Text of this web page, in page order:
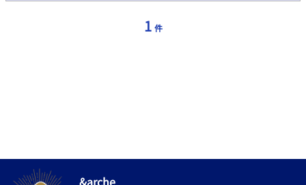
を踏みつけられ、傷つけられて折れた心を抱え泣きながら逃げ出
すことになる。 だがそれはすべて誤解だった。王子は偽物で、本
1 件
&arche